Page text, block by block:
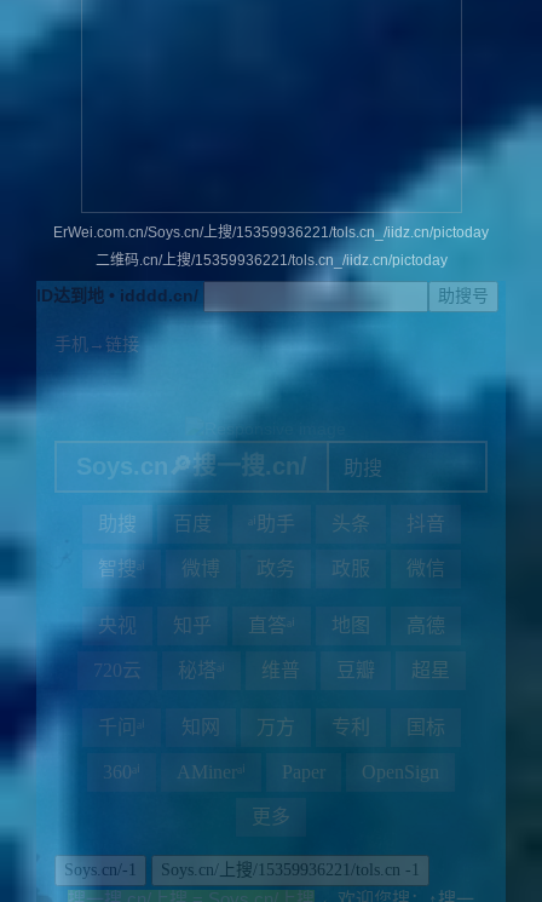
ErWei.com.cn/Soys.cn/上搜/15359936221/tols.cn_/iidz.cn/pictoday
二维码.cn/上搜/15359936221/tols.cn_/iidz.cn/pictoday